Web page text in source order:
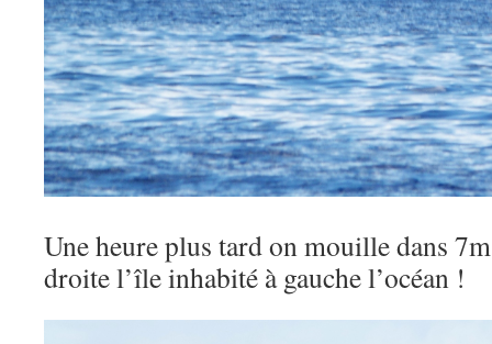
Une heure plus tard on mouille dans
droite l’île inhabité à gauche l’océan !